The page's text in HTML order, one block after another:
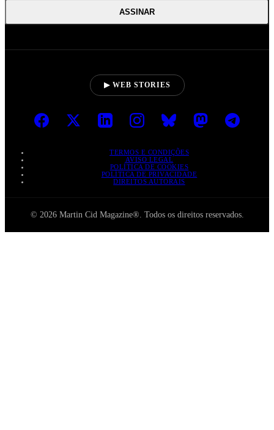
ASSINAR
▶ WEB STORIES
TERMOS E CONDIÇÕES
AVISO LEGAL
POLÍTICA DE COOKIES
POLÍTICA DE PRIVACIDADE
DIREITOS AUTORAIS
© 2026 Martin Cid Magazine®. Todos os direitos reservados.